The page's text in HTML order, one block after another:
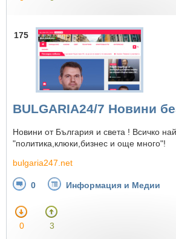
175
BULGARIA24/7 Новини
Новини от България и света ! Всичко
"политика,клюки,бизнес и още много"!
bulgaria247.net
0 Информация и Медии
0 3